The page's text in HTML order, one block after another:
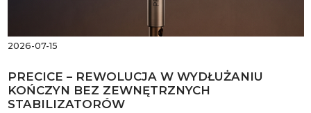
2026-07-15
PRECICE – REWOLUCJA W WYDŁUŻANIU
KOŃCZYN BEZ ZEWNĘTRZNYCH
STABILIZATORÓW